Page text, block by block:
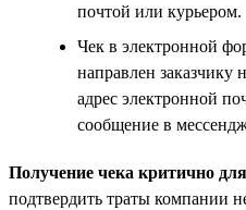
почтой или курьером.
Чек в электронной
направлен заказчику
адрес электронной
сообщение в
Получение чека критично
подтвердить траты компании